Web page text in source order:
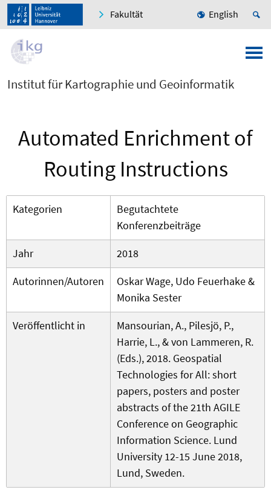
Fakultät English
Institut für Kartographie und Geoinformatik
Automated Enrichment of
Routing Instructions
Kategorien
Begutachtete
Konferenzbeiträge
Jahr
2018
Autorinnen/Autoren
Oskar Wage, Udo Feuerhake &
Monika Sester
Veröffentlicht in
Mansourian, A., Pilesjö, P.,
Harrie, L., & von Lammeren, R.
(Eds.), 2018. Geospatial
Technologies for All: short
papers, posters and poster
abstracts of the 21th AGILE
Conference on Geographic
Information Science. Lund
University 12-15 June 2018,
Lund, Sweden.